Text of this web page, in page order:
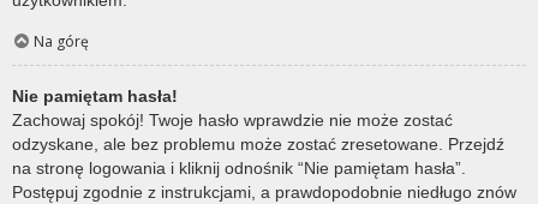
Na górę
Nie pamiętam hasła!
Zachowaj spokój! Twoje hasło wprawdzie nie może zostać
odzyskane, ale bez problemu może zostać zresetowane. Przejdź
na stronę logowania i kliknij odnośnik “Nie pamiętam hasła”.
Postępuj zgodnie z instrukcjami, a prawdopodobnie niedługo znów